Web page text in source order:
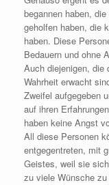
begannen haben,
geholfen haben, die
haben. Diese
Bedauern und ohne
Auch diejenigen, die
Wahrheit erwacht
Zweifel aufgegeben
auf ihren
haben keine Angst
All diese Personen
entgegentreten, mit
Geistes, weil sie
zu viele Wünsche zu